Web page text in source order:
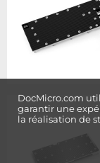
DocMicro.com
garantir une
la réalisation de